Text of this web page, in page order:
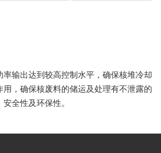
输出达到较高控制水平，确保核堆冷却
，确保核废料的储运及处理有不泄露的
全性及环保性。